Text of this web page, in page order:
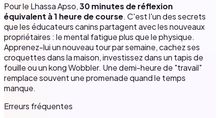
Pour le Lhassa Apso,30 minutes de réflexion
équivalent à 1 heure de course. C'est l'un des secrets
que les éducateurs canins partagent avec les nouveaux
propriétaires : le mental fatigue plus que le physique.
Apprenez-lui un nouveau tour par semaine, cachez ses
croquettes dans la maison, investissez dans un tapis de
fouille ou un kong Wobbler. Une demi-heure de "travail"
remplace souvent une promenade quand le temps
manque.
Erreurs fréquentes